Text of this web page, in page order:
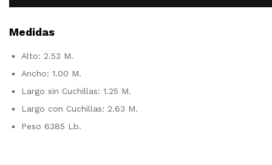
Medidas
Alto: 2.53 M.
Ancho: 1.00 M.
Largo sin Cuchillas: 1.25 M.
Largo con Cuchillas: 2.63 M.
Peso 6385 Lb.